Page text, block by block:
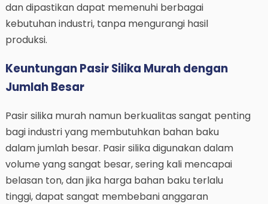
dan dipastikan dapat memenuhi berbagai
kebutuhan industri, tanpa mengurangi hasil
produksi.
Keuntungan Pasir Silika Murah dengan
Jumlah Besar
Pasir silika murah namun berkualitas sangat penting
bagi industri yang membutuhkan bahan baku
dalam jumlah besar. Pasir silika digunakan dalam
volume yang sangat besar, sering kali mencapai
belasan ton, dan jika harga bahan baku terlalu
tinggi, dapat sangat membebani anggaran